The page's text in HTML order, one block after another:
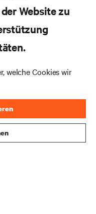
Website zu
welche Cookies wir